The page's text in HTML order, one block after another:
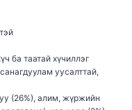
ба таатай хүчиллэг
уусалттай,
(26%), алим, жүржийн